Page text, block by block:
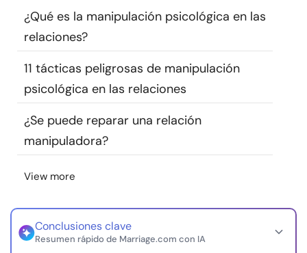
Idioma
Sobre nosotros Contáctanos Escríbenos
Publicidad con
nosotros
¿Qué es la manipulación psicológica en las
relaciones?
11 tácticas peligrosas de manipulación
psicológica en las relaciones
¿Se puede reparar una relación
manipuladora?
View more
Conclusiones clave
Resumen rápido de Marriage.com con IA